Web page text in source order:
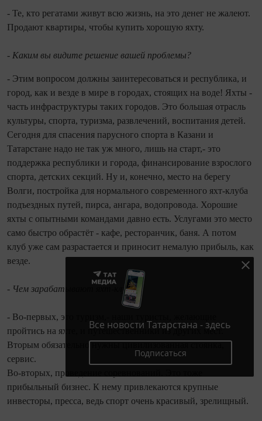
- Те, кто регатами живут всю жизнь, на это денег не жалеют.
Продают квартиры, чтобы купить хорошую яхту.
- Каким вы видите решение вашей проблемы?
- Этим вопросом должны заинтересоваться и республика, и
город, как и везде в мире в городах, стоящих на воде! Яхты -
часть инфраструктуры таких городов. Это большая отрасль
культуры, спорта, туризма, развлечений, воспитания детей.
Сегодня для спасения парусного спорта в Казани и
Татарстане надо не так уж много, лишь на старт,- это
поддержка республики и города, финансирование взрослого
спорта, детских секций. Ну и, конечно, место на берегу
Волги, постройка для нормального современного яхт-клуба
подъездных путей, пирса, ангара, водопровода. Хорошие
яхты с опытными командами давно есть. Услугами это место
само быстро обрастёт - кафе, ресторанчик, баня. А потом
клуб уже сам разрастается и приносит немалую прибыль, как
везде.
- Чем зарабатывают яхт-клубы?
- Во-первых, это туризм,- наши туристы, желающие
пройтись на яхте, и путешественники из других мест.
Вторым обязательно нужны цивилизованная стоянка,
сервис.
Во-вторых, проведение соревнований. Это тоже
прибыльный бизнес. К нему привлекаются крупные
инвесторы, пресса, ведь спорт очень красивый, зрелищный.
Все новости Татарстана - здесь
Подписаться